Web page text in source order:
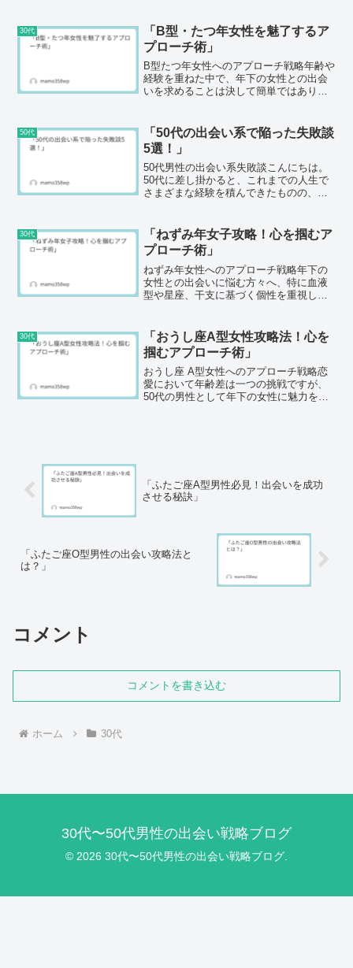
考えると、どのように接するべきか悩ん
でしまいます。今回...
30代
「B型・たつ年女性を魅了するア
プローチ術」
B型たつ年女性へのアプローチ戦略年齢や
経験を重ねた中で、年下の女性との出会
いを求めることは決して簡単ではありま
理解することが重要です。ここでは、B型
たつ年女性へのアプ...
50代
「50代の出会い系で陥った失敗談
5選！」
50代男性の出会い系失敗談こんにちは。
50代に差し掛かると、これまでの人生で
さまざまな経験を積んできたものの、一
しょうか。特に恋愛経験が少ない方や、
真面目な性格の男性に...
30代
「ねずみ年女子攻略！心を掴むア
プローチ術」
ねずみ年女性へのアプローチ戦略年下の
女性との出会いに悩む方々へ、特に血液
型や星座、干支に基づく個性を重視した
当て、その性格や特徴に合わせたアプロ
ーチ戦略を提案します。恋...
30代
「おうし座A型女性攻略法！心を
掴むアプローチ術」
おうし座 A型女性へのアプローチ戦略恋
愛において年齢差は一つの挑戦ですが、
50代の男性として年下の女性に魅力を感
「ふたご座A型男性必見！出会いを成功
させる秘訣」
「ふたご座O型男性の出会い攻略法と
は？」
コメント
コメントを書き込む
ホーム 30代
30代〜50代男性の出会い戦略ブログ
© 2026 30代〜50代男性の出会い戦略ブログ.